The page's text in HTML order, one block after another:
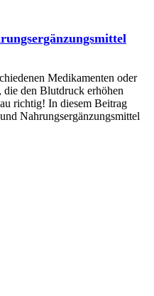
Medikamenten oder
die den Blutdruck erhöhen
richtig! In diesem Beitrag
Nahrungsergänzungsmittel